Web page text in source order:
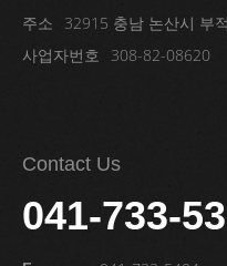
주소 32915 충남 논산시 부
사업자번호
308-82-08620
Contact Us
041-733-